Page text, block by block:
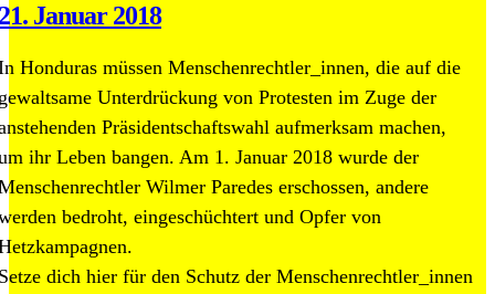
Januar 2018
Honduras müssen Menschenrechtler_innen, die auf die
Unterdrückung von Protesten im Zuge der
Präsidentschaftswahl aufmerksam machen,
ihr Leben bangen. Am 1. Januar 2018 wurde der
Wilmer Paredes erschossen, andere
bedroht, eingeschüchtert und Opfer von
dich hier für den Schutz der Menschenrechtler_innen